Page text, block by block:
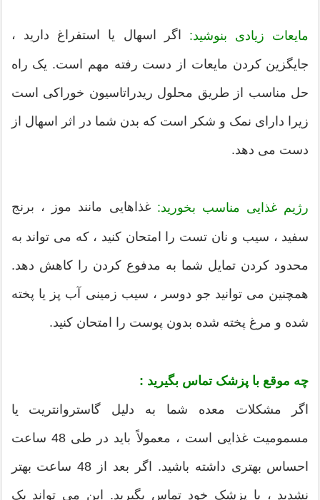
مایعات زیادی بنوشید: اگر اسهال یا استفراغ دارید ،
جایگزین کردن مایعات از دست رفته مهم است. یک راه
حل مناسب از طریق محلول ریدراتاسیون خوراکی است
زیرا دارای نمک و شکر است که بدن شما در اثر اسهال از
دست می دهد.
رژیم غذایی مناسب بخورید:غذاهایی مانند موز ، برنج
سفید ، سیب و نان تست را امتحان کنید ، که می تواند به
محدود کردن تمایل شما به مدفوع کردن را کاهش دهد.
همچنین می توانید جو دوسر ، سیب زمینی آب پز یا پخته
شده و مرغ پخته شده بدون پوست را امتحان کنید.
چه موقع با پزشک تماس بگیرید :
اگر مشکلات معده شما به دلیل گاستروانتریت یا
مسمومیت غذایی است ، معمولاً باید در طی 48 ساعت
احساس بهتری داشته باشید. اگر بعد از 48 ساعت بهتر
نشدید ، با پزشک خود تماس بگیرید. این می تواند یک